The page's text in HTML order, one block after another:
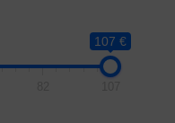
107 €